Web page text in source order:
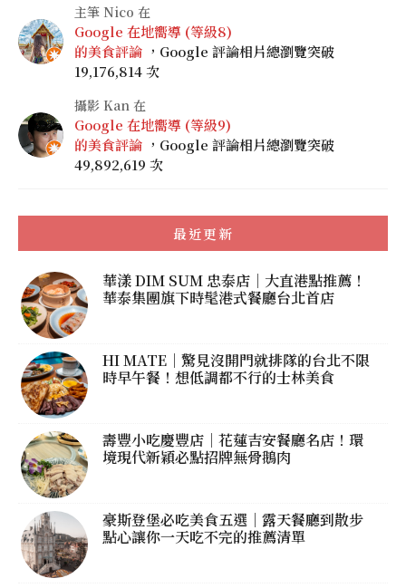
主筆 Nico 在
Google 在地嚮導 (等級8)
的美食評論 ，Google 評論相片總瀏覽突破
19,176,814 次
攝影 Kan 在
Google 在地嚮導 (等級9)
的美食評論 ，Google 評論相片總瀏覽突破
49,892,619 次
最近更新
華漾 DIM SUM 忠泰店｜大直港點推薦！
華泰集團旗下時髦港式餐廳台北首店
HI MATE｜驚見沒開門就排隊的台北不限
時早午餐！想低調都不行的士林美食
壽豐小吃慶豐店｜花蓮吉安餐廳名店！環
境現代新穎必點招牌無骨鵝肉
豪斯登堡必吃美食五選｜露天餐廳到散步
點心讓你一天吃不完的推薦清單